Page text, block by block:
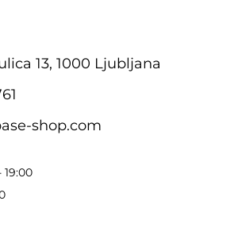
13, 1000 Ljubljana
shop.com
19:00